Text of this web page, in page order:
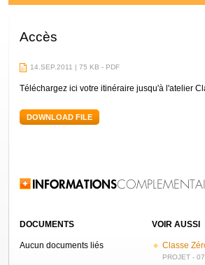
Accès
14.SEP.2011 | 75 KB - PDF
Téléchargez ici votre itinéraire jusqu'à l'atelier
DOWNLOAD FILE
Related Information
DOCUMENTS
Aucun documents liés
VOIR AUSSI
Classe
PROJET -